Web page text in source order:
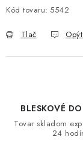
Kód tovaru: 5542
Tlač
BLESKOVÉ
Tovar skladom
24